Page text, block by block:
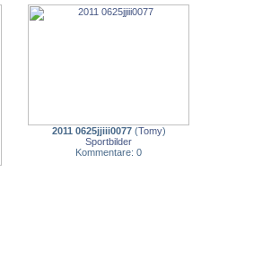
2011 0625jjiii0077(Tomy)
Sportbilder
Kommentare: 0